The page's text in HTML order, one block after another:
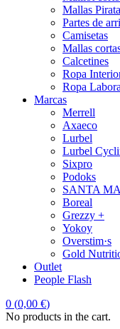
Mallas
Partes de
Camisetas
Mallas
Calcetines
Ropa
Ropa
Marcas
Merrell
Axaeco
Lurbel
Lurbel
Sixpro
Podoks
SANTA
Boreal
Grezzy +
Yokoy
Overstim·s
Gold
Outlet
People Flash
0 (0,00 €)
No products in the cart.